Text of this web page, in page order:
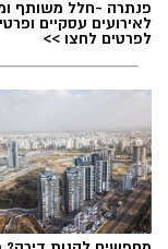
10:13 06.08.26
תגים:קבוצת
בהוריהם
פנתרה -חלל משותף
לאירועים עסקיים
לפרטים לחצו >>